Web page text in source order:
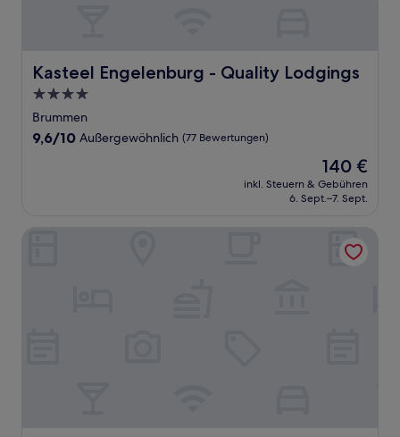
Kasteel Engelenburg - Quality Lodgings
Kasteel Engelenburg - Quality Lodgings
4.0-
Sterne-
Unterkunft
Brummen
9.6
9,6/10 Außergewöhnlich (77 Bewertungen)
Der
Preis
beträgt
140 €
inkl. Steuern & Gebühren
6. Sept.–7. Sept.